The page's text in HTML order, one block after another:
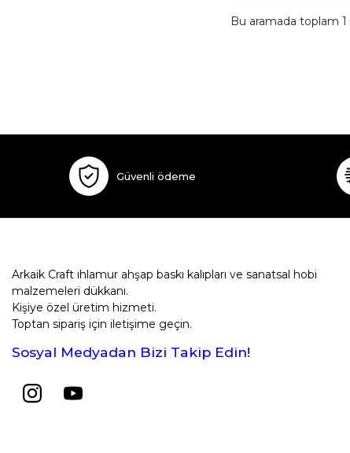
Bu aramada toplam 1
Güvenli ödeme
Arkaik Craft ıhlamur ahşap baskı kalıpları ve sanatsal hobi
malzemeleri dükkanı.
Kişiye özel üretim hizmeti.
Toptan sipariş için iletişime geçin.
Sosyal Medyadan Bizi Takip Edin!